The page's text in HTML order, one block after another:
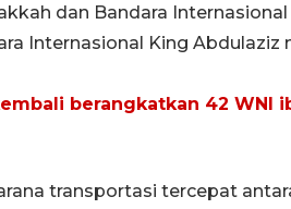
dan Bandara
Internasional King Abdulaziz
berangkatkan 42 WNI
transportasi tercepat
1